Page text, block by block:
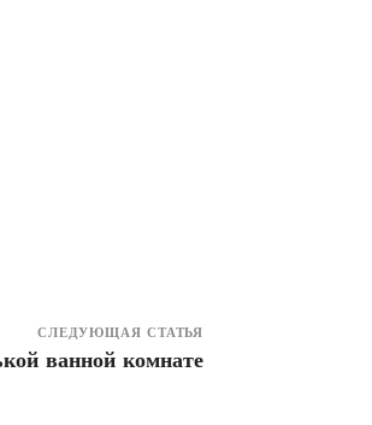
СЛЕДУЮЩАЯ СТАТЬЯ
ванной комнате